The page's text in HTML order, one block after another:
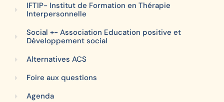
IFTIP- Institut de Formation en Thérapie
Interpersonnelle
Social +- Association Education positive et
Développement social
Alternatives ACS
Foire aux questions
Agenda